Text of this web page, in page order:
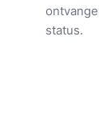
status.